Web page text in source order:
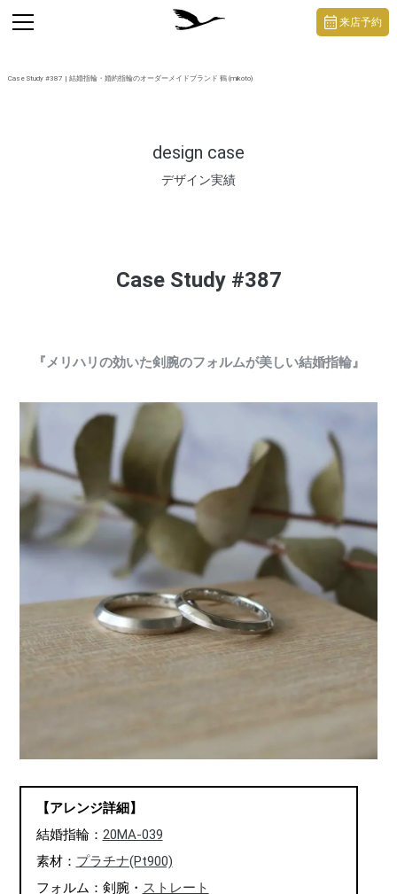
Case Study #387 | 結婚指輪・婚約指輪のオーダーメイドブランド 鶴 (mikoto)
design case
デザイン実績
toggle
navigation
来店予約
Case Study #387
『メリハリの効いた剣腕のフォルムが美しい結婚指輪』
【アレンジ詳細】
結婚指輪： 20MA-039
素材： プラチナ(Pt900)
フォルム：剣腕・ ストレート